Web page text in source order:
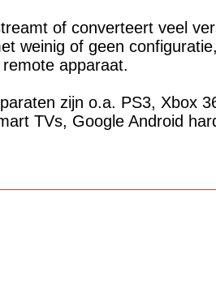
of converteert veel
weinig of geen
apparaat.
zijn o.a. PS3, Xbox
TVs, Google Android